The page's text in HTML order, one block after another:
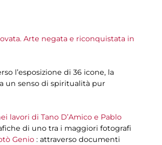
Arte negata e riconquistata in
l’esposizione di 36 icone, la
un senso di spiritualità pur
lavori di Tano D’Amico e Pablo
di uno tra i maggiori fotografi
Genio : attraverso documenti